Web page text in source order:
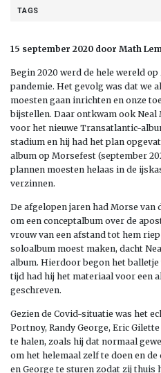
TAGS
15 september 2020 door Math
Begin 2020 werd de hele wereld
pandemie. Het gevolg was dat we
moesten gaan inrichten en onze
bijstellen. Daar ontkwam ook Neal
voor het nieuwe Transatlantic-
stadium en hij had het plan
album op Morsefest (september
plannen moesten helaas in de
verzinnen.
De afgelopen jaren had Morse
om een conceptalbum over de
vrouw van een afstand tot hem
soloalbum moest maken, dacht
album. Hierdoor begon het
tijd had hij het materiaal voor een
geschreven.
Gezien de Covid-situatie was het
Portnoy, Randy George, Eric
te halen, zoals hij dat normaal
om het helemaal zelf te doen en
en George te sturen zodat zij